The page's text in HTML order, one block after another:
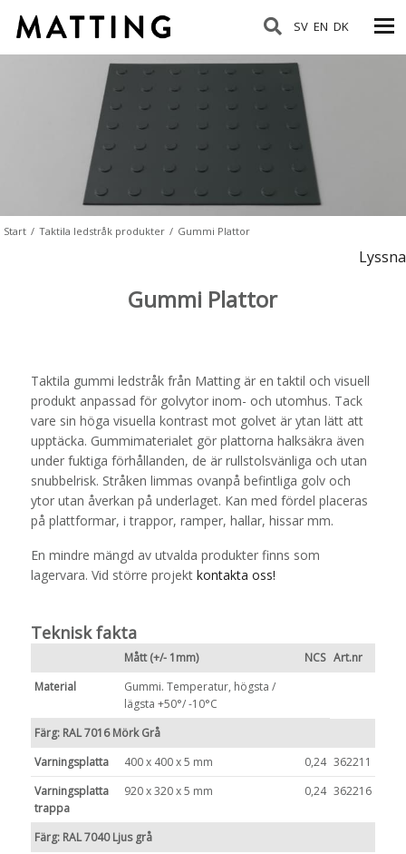
SV EN DK
Start / Taktila ledstråk produkter / Gummi Plattor
Lyssna
Gummi Plattor
Taktila gummi ledstråk från Matting är en taktil och visuell
produkt anpassad för golvytor inom- och utomhus. Tack
vare sin höga visuella kontrast mot golvet är ytan lätt att
upptäcka. Gummimaterialet gör plattorna halksäkra även
under fuktiga förhållanden, de är rullstolsvänliga och utan
snubbelrisk. Stråken limmas ovanpå befintliga golv och
ytor utan åverkan på underlaget. Kan med fördel placeras
på plattformar, i trappor, ramper, hallar, hissar mm.
En mindre mängd av utvalda produkter finns som
lagervara. Vid större projekt kontakta oss!
Teknisk fakta
Mått (+/- 1mm) NCS Art.nr
Material
Gummi. Temperatur, högsta /
lägsta +50°/ -10°C
Färg: RAL 7016 Mörk Grå
Varningsplatta
400 x 400 x 5 mm 0,24 362211
Varningsplatta
trappa
920 x 320 x 5 mm 0,24 362216
Färg: RAL 7040 Ljus grå